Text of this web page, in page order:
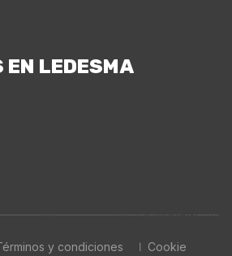
LEDESMA
y condiciones Cookie